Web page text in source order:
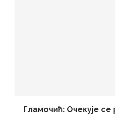
Гламочић: Очекује